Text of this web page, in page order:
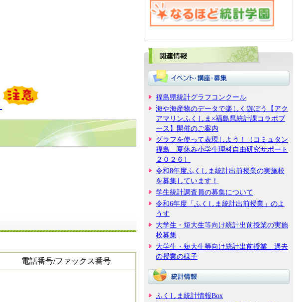
電話番号/ファックス番号
福島県統計グラフコンクール
海や海産物のデータで楽しく遊ぼう【アク
アマリンふくしま×福島県統計課コラボブ
ース】開催のご案内
グラフを使って表現しよう！（コミュタン
福島 夏休み小学生理科自由研究サポート
２０２６）
令和8年度ふくしま統計出前授業の実施校
を募集しています！
学生統計調査員の募集について
令和6年度「ふくしま統計出前授業」のよ
うす
大学生・短大生等向け統計出前授業の実施
校募集
大学生・短大生等向け統計出前授業 過去
の授業の様子
ふくしま統計情報Box